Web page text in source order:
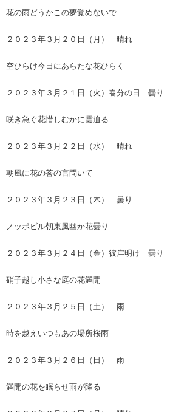
花の雨どうかこの夢覚めないで
２０２３年３月２０日（月） 晴れ
空ひらけ今日にあらたな花ひらく
２０２３年３月２１日（火）春分の日 曇り
咲き急ぐ花惜しむかに雲迫る
２０２３年３月２２日（水） 晴れ
朝風に花の莟の言問いて
２０２３年３月２３日（木） 曇り
ノッポビル朝東風幽か花曇り
２０２３年３月２４日（金）彼岸明け 曇り
硝子越し小さな庭の花満開
２０２３年３月２５日（土） 雨
時を越えいつもあの場所桜雨
２０２３年３月２６日（日） 雨
満開の花を眠らせ雨が降る